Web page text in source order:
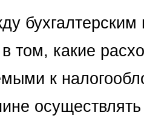
в том, какие
к
осуществлять